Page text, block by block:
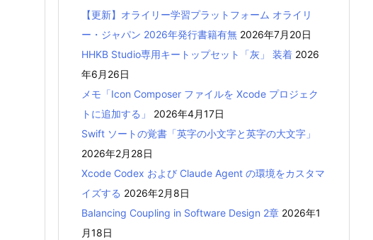
【更新】オライリー学習プラットフォーム オライリ
ー・ジャパン 2026年発行書籍有無 2026年7月20日
HHKB Studio専用キートップセット「灰」 装着 2026
年6月26日
メモ「Icon Composer ファイルを Xcode プロジェク
トに追加する」
2026年4月17日
Swift ソートの覚書「英字の小文字と英字の大文字」
2026年2月28日
Xcode Codex および Claude Agent の環境をカスタマ
イズする 2026年2月8日
Balancing Coupling in Software Design 2章 2026年1
月18日